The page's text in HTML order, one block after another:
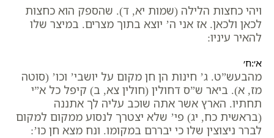
ויהי כחצות הלילה (שמות יא, ד). שהספק הוא כחצות
לכאן ולכאן. אז אני ה’ יוצא בתוך מצרים. במיצר שלו
להאיר עיניו:
א׳:ח׳
מהבעש”ט. ג’ חינות הן חן מקום על יושבי’ וכו’ (סוטה
מז, א). ביאר ש”ס דחולין (חולין צא, ב) קיפל כל א”י
תחתיו. הארץ אשר אתה שוכב עליה לך אתננה
(בראשית כח, יג) פי’ שלא יצטרך לנסוע ממקום למקום
לברר ניצוצין שלו כי יבררם במקומו. ונח מצא חן כו’: